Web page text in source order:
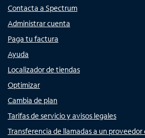
Contacta a Spectrum
Administrar cuenta
Paga tu factura
Ayuda
Localizador de tiendas
Optimizar
Cambia de plan
Tarifas de servicio y avisos legales
Transferencia de llamadas a un proveedor